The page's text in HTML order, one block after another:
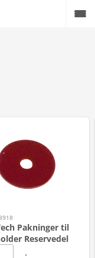
Pakninger til
Reservedel